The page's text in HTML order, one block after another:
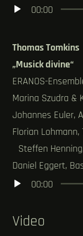
Audio-00:00
Thomas Tomkins
„Musick divine“
ERANOS-
Marina Szudra &
Johannes Euler,
Florian Lohmann,
Steffen
Daniel Eggert,
Audio-00:00
Video